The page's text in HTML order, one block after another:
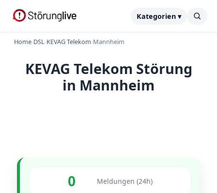
Kategorien ▾
Home›DSL›KEVAG Telekom›Mannheim
KEVAG Telekom Störung
in Mannheim
0 Meldungen (24h)